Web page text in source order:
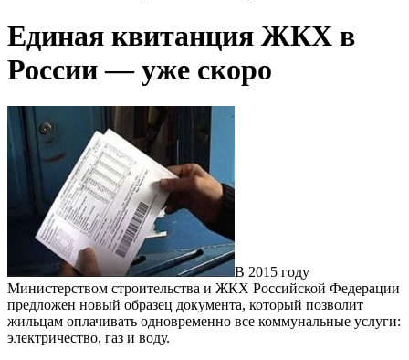
Единая квитанция ЖКХ в
России — уже скоро
В 2015 году
Министерством строительства и ЖКХ Российской Федерации
предложен новый образец документа, который позволит
жильцам оплачивать одновременно все коммунальные услуги:
электричество, газ и воду.